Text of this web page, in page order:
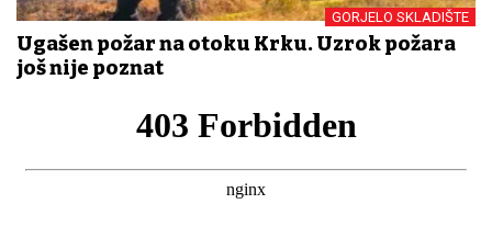
GORJELO SKLADIŠTE
Ugašen požar na otoku Krku. Uzrok požara
još nije poznat